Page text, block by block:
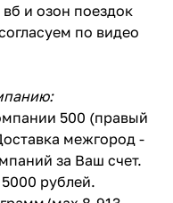
и озон поездок
по видео
500 (правый
межгород -
за Ваш счет.
рублей.